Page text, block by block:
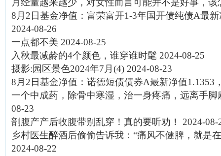
月经量越来越少，对女性而言可能并不是好事，该
8月2日基金净值：富荣富开1-3年国开债纯债A最
2024-08-26
一点都不美 2024-08-25
入秋最减龄的4个颜色，谁穿谁时髦 2024-08-25
摄影:园区景色2024年7月(4) 2024-08-23
8月2日基金净值：诺德短债债券A最新净值1.1353
一个中成药，除骨中寒湿，治一身疼痛，远离手脚
08-23
剖腹产产后收腹带别乱穿！真的要听劝！
2024-08-
乡村医生醉酒后偷偷告诉我：“痛风不健脾，就是
2024-08-22